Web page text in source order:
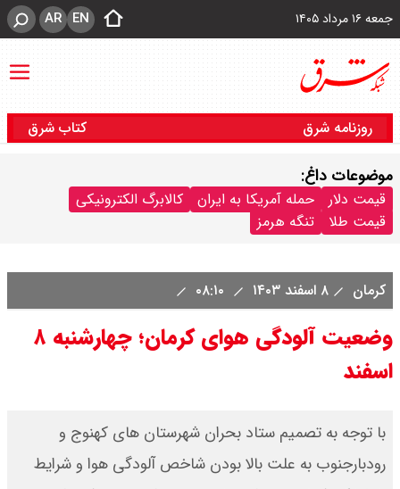
جمعه ۱۶ مرداد ۱۴۰۵ EN
AR
روزنامه شرق کتاب شرق
موضوعات داغ:
قیمت دلار حمله آمریکا به ایران
کالابرگ الکترونیکی
قیمت طلا
تنگه هرمز
کرمان ۸ اسفند ۱۴۰۳
وضعیت آلودگی هوای کرمان؛ چهارشنبه ۸
اسفند
با توجه به تصمیم ستاد بحران شهرستان های کهنوج و
رودبارجنوب به علت بالا بودن شاخص آلودگی هوا و شرایط